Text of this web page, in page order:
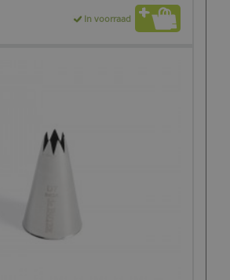
In voorraad